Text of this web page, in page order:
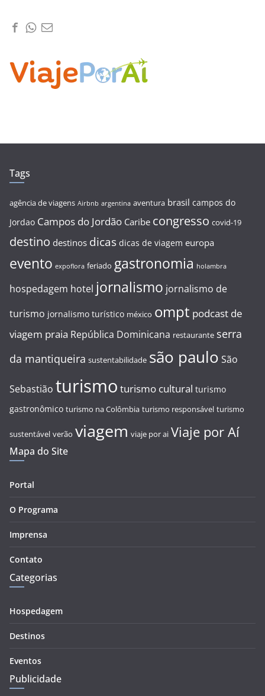
Tags
agência de viagens Airbnb argentina aventura brasil campos do
Jordao Campos do Jordão Caribe congresso covid-19
destino destinos dicas dicas de viagem europa
evento expoflora feriado gastronomia holambra
hospedagem hotel jornalismo jornalismo de
turismo jornalismo turístico méxico ompt podcast de
viagem praia República Dominicana restaurante serra
da mantiqueira sustentabilidade são paulo São
Sebastião turismo turismo cultural turismo
gastronômico turismo na Colômbia turismo responsável turismo
sustentável verão viagem viaje por ai Viaje por Aí
Mapa do Site
Portal
O Programa
Imprensa
Contato
Categorias
Hospedagem
Destinos
Eventos
Publicidade